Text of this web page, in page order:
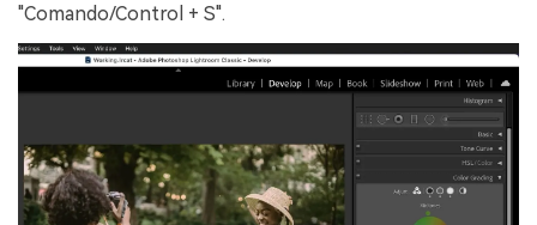
"Comando/Control + S".